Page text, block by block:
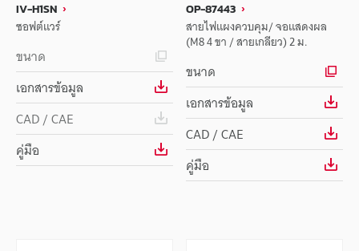
IV-H1SN
ซอฟต์แวร์
ขนาด
เอกสารข้อมูล
CAD / CAE
คู่มือ
OP-87443
สายไฟแผงควบคุม/ จอแสดงผล
(M8 4 ขา / สายเกลียว) 2 ม.
ขนาด
เอกสารข้อมูล
CAD / CAE
คู่มือ